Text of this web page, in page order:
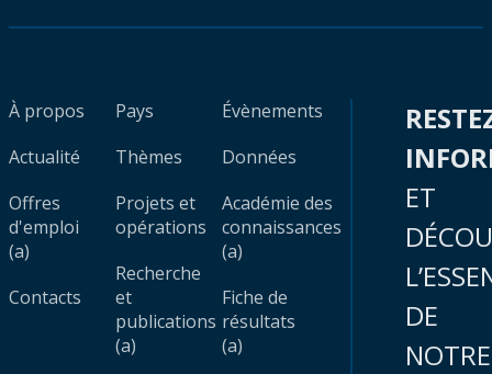
À propos
Actualité
Offres
d'emploi
(a)
Contacts
Pays
Thèmes
Projets et
opérations
Recherche
et
publications
(a)
Évènements
Données
Académie des
connaissances
(a)
Fiche de
résultats
(a)
ET
DE
NOTRE